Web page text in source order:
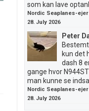
som kan lave
Nordic Seaplanes-
28. July 2026
Peter
kun det
dash 8
gange hvor
man kunne se
Nordic Seaplanes-
28. July 2026